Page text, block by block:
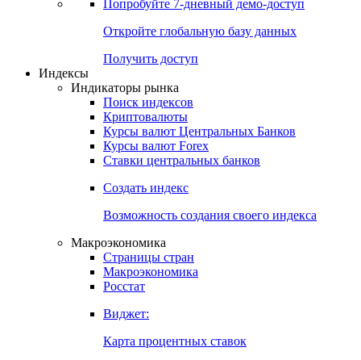
Попробуйте 7-дневный демо-доступ
Откройте глобальную базу данных
Получить доступ
Индексы
Индикаторы рынка
Поиск индексов
Криптовалюты
Курсы валют Центральных Банков
Курсы валют Forex
Ставки центральных банков
Создать индекс
Возможность создания своего индекса
Макроэкономика
Страницы стран
Макроэкономика
Росстат
Виджет:
Карта процентных ставок